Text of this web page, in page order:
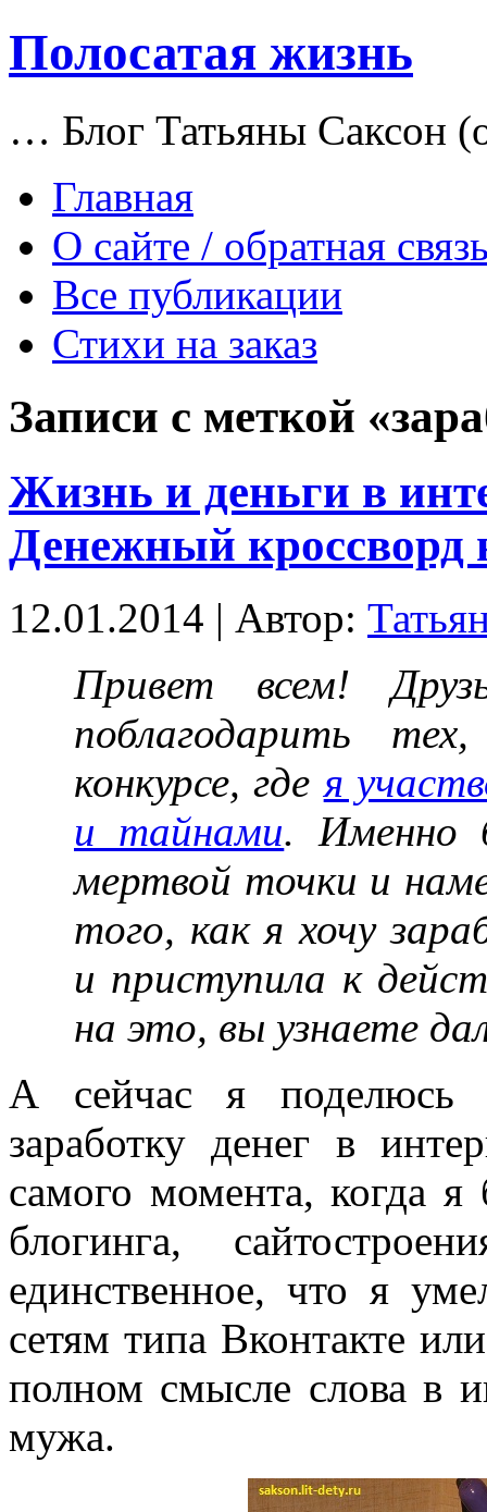
Полосатая жизнь
… Блог Татьяны Саксон
Главная
О сайте / обратная
Все публикации
Стихи на заказ
Записи с меткой
Жизнь и деньги в
Денежный кроссворд
12.01.2014 | Автор:
Привет всем!
поблагодарить
конкурсе, где я
и тайнами. Именно
мертвой точки и
того, как я хочу
и приступила к
на это, вы узнаете
А сейчас я
заработку денег в
самого момента,
блогинга,
единственное, что я
сетям типа Вконтакте
полном смысле слова в
мужа.